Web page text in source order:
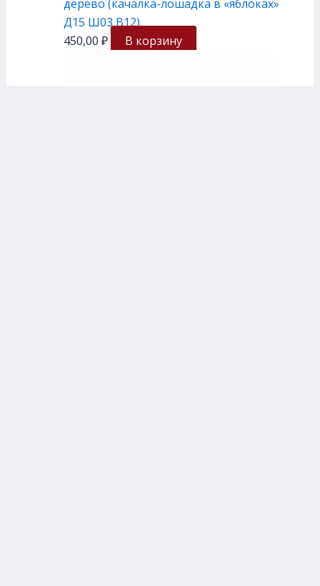
дерево (качалка-лошадка в «яблоках»
Д15 Ш03 В12)
450,00 ₽ В корзину